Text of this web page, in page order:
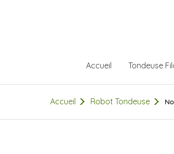
Accueil Tondeuse
Accueil Robot Tondeuse